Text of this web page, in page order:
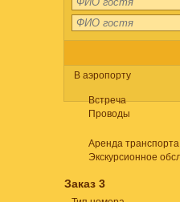
В аэропорту
Встреча
Проводы
Аренда транспорта
Экскурсионное
Заказ 3